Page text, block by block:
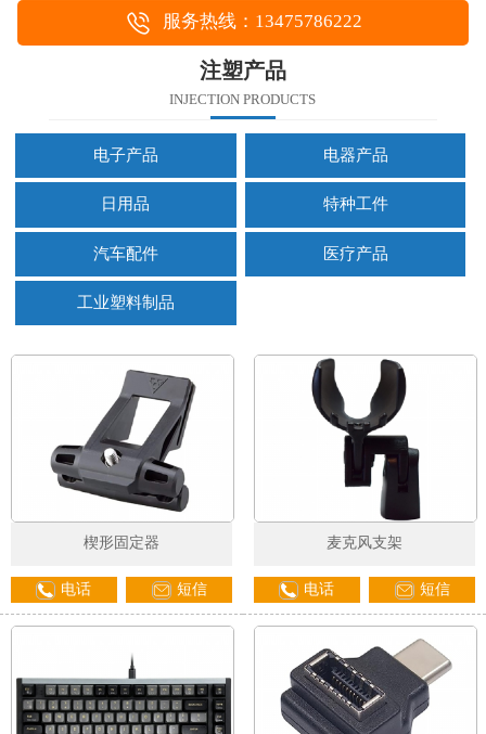
1
服务热线：13475786222
注塑产品
INJECTION PRODUCTS
电子产品 电器产品
日用品 特种工件
汽车配件 医疗产品
工业塑料制品
楔形固定器
电话 短信
麦克风支架
电话 短信